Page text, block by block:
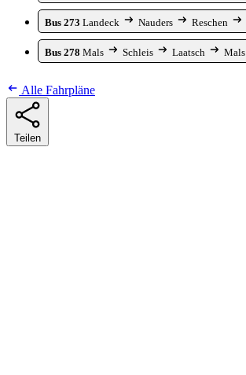
Bus 273 Landeck Nauders Reschen
Bus 278 Mals Schleis Laatsch Mals
Alle Fahrpläne
Teilen